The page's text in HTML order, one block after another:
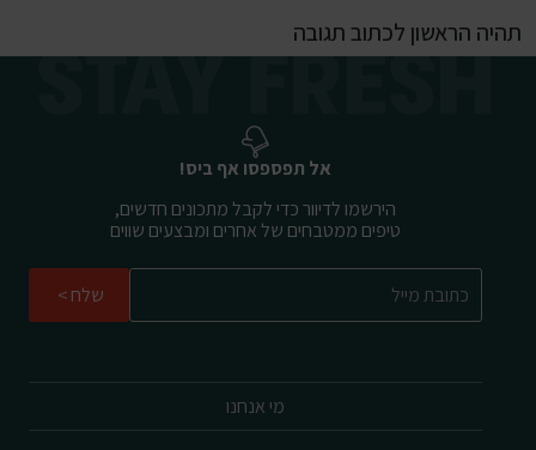
תהיה הראשון לכתוב תגובה
מי אנחנו
אל תפספסו אף ביס!
הירשמו לדיוור כדי לקבל מתכונים חדשים,
טיפים ממטבחים של אחרים ומבצעים שווים
שלח